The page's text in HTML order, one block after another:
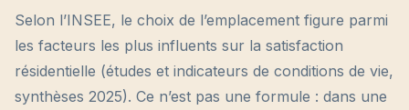
Selon l’INSEE, le choix de l’emplacement figure parmi
les facteurs les plus influents sur la satisfaction
résidentielle (études et indicateurs de conditions de vie,
synthèses 2025). Ce n’est pas une formule : dans une